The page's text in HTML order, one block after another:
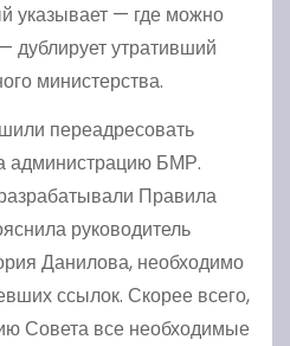
указывает — где можно
дублирует утративший
министерства.
переадресовать
администрацию БМР.
Правила
руководитель
Данилова, необходимо
ссылок. Скорее всего,
Совета все необходимые